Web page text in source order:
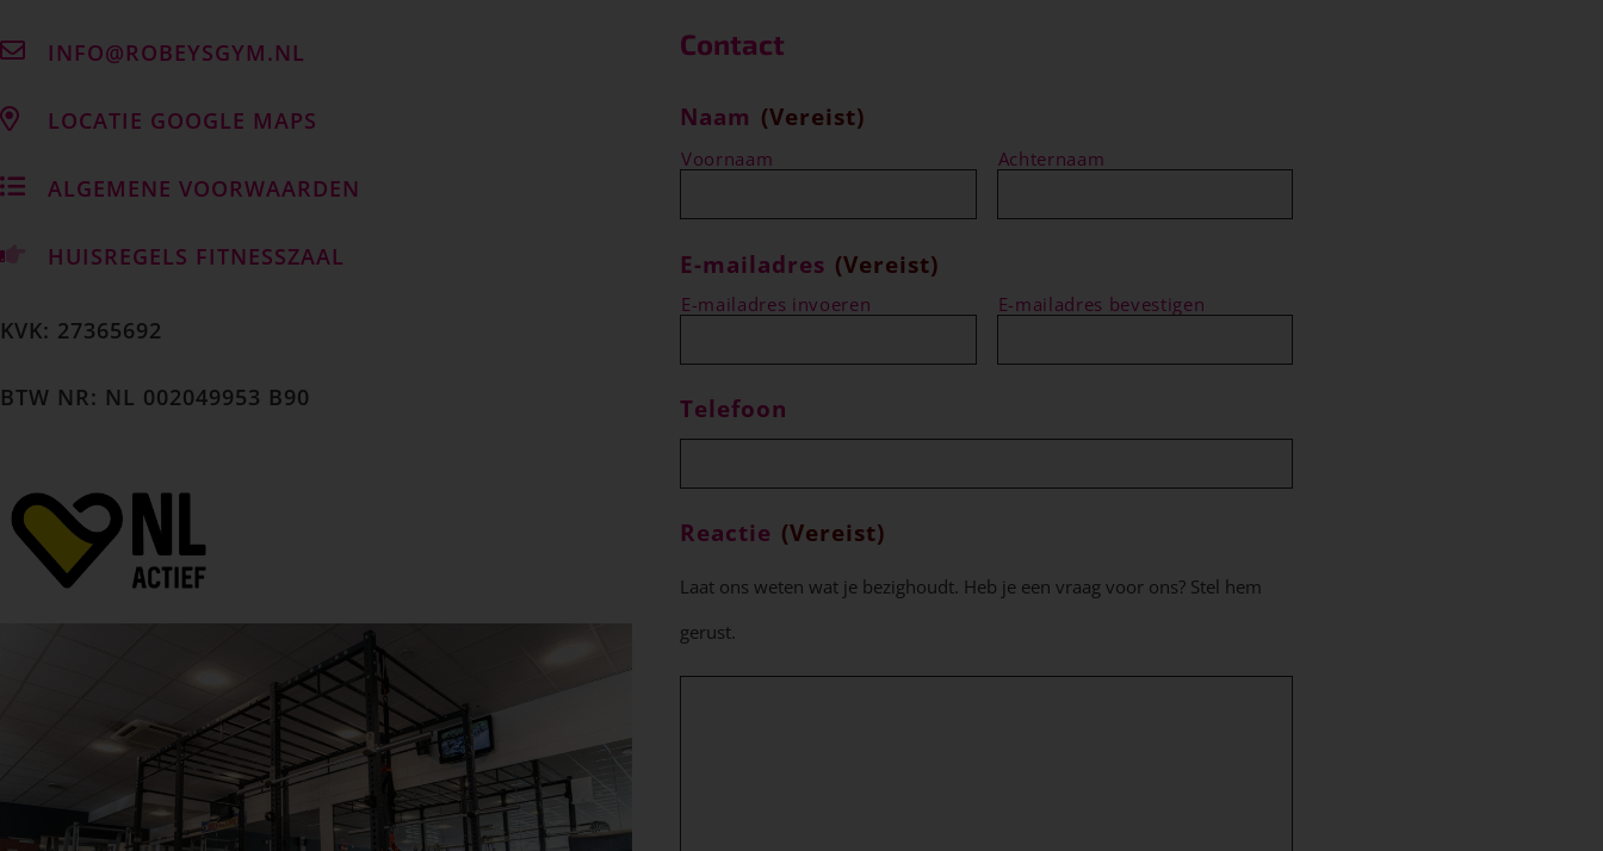
INFO@ROBEYSGYM.NL
LOCATIE GOOGLE MAPS
ALGEMENE VOORWAARDEN
HUISREGELS FITNESSZAAL
KVK: 27365692
BTW NR: NL 002049953 B90
Contact
Naam (Vereist)
Voornaam Achternaam
E-mailadres (Vereist)
E-mailadres invoeren E-mailadres bevestigen
Telefoon
Reactie (Vereist)
Laat ons weten wat je bezighoudt. Heb je een vraag voor ons? Stel hem
gerust.